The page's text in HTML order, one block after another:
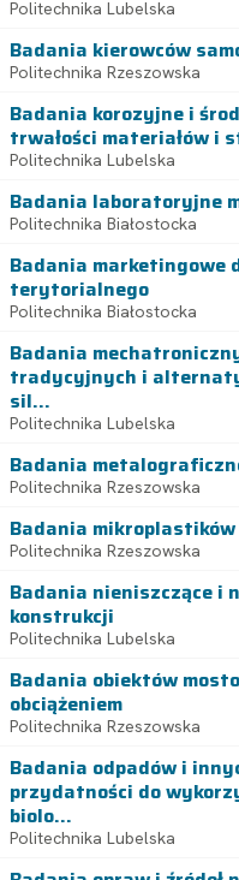
Politechnika Lubelska
Badania kierowców
Politechnika Rzeszowska
Badania korozyjne i
trwałości materiałów i
Politechnika Lubelska
Badania laboratoryjne
Politechnika Białostocka
Badania marketingowe
terytorialnego
Politechnika Białostocka
Badania
tradycyjnych i
sil...
Politechnika Lubelska
Badania
Politechnika Rzeszowska
Badania mikroplastików
Politechnika Rzeszowska
Badania nieniszczące i
konstrukcji
Politechnika Lubelska
Badania obiektów
obciążeniem
Politechnika Rzeszowska
Badania odpadów i
przydatności do
biolo...
Politechnika Lubelska